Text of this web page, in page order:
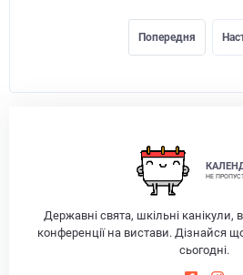
Попередня
НЕ
Державні свята, шкільні канікули,
конференції на вистави. Дізнайся
сьогодні.